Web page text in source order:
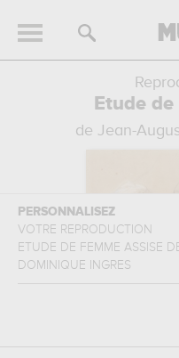
Etude
de Jean-
PERSONNALISEZ
VOTRE REPRODUCTION
ETUDE DE FEMME ASSISE
DOMINIQUE INGRES